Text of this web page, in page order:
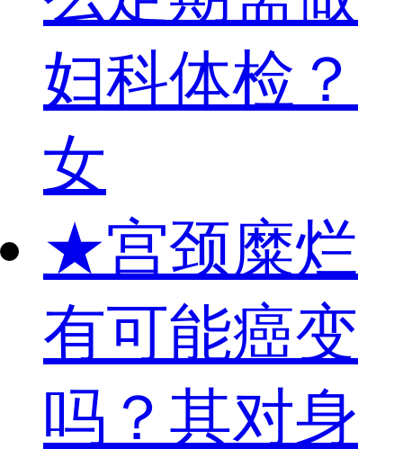
妇科体检？
女
★宫颈糜烂
有可能癌变
吗？其对身